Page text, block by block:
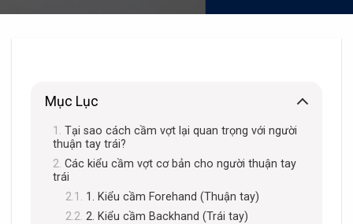
Mục Lục
Tại sao cách cầm vợt lại quan trọng với người
thuận tay trái?
Các kiểu cầm vợt cơ bản cho người thuận tay
trái
1. Kiểu cầm Forehand (Thuận tay)
2. Kiểu cầm Backhand (Trái tay)